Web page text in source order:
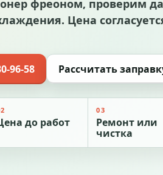
фреоном, проверим
Цена
96-58 Рассчитать
до работ
03
Ремонт или
чистка